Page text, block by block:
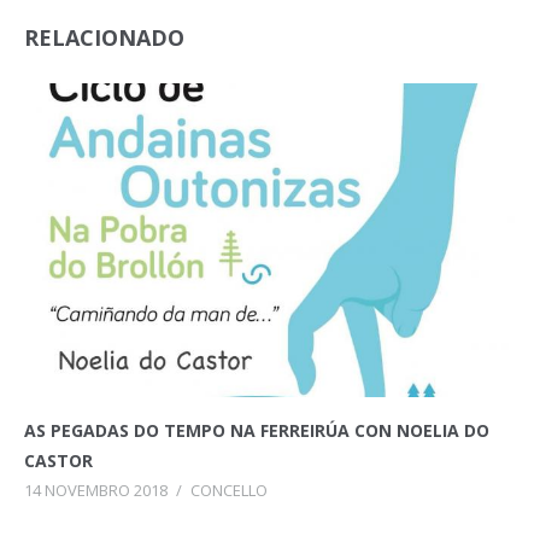
RELACIONADO
AS PEGADAS DO TEMPO NA FERREIRÚA CON NOELIA DO
CASTOR
14 NOVEMBRO 2018 / CONCELLO